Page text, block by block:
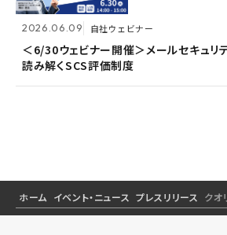
2026.06.09 自社ウェビナー
＜6/30ウェビナー開催＞メールセキュリ
読み解くSCS評価制度
2026.06.09 自社ウェビナー
＜6/30ウェビナー開催＞メールセキュリ
読み解くSCS評価制度
2026.04.28 共催ウェビナー
＜5/21ウェビナー開催＞ゼロトラスト思
ホーム イベント・ニュース プレスリリース クオ